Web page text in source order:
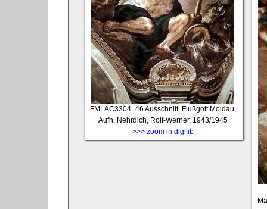
FMLAC3304_46 Ausschnitt, Flußgott Moldau,
Aufn. Nehrdich, Rolf-Werner, 1943/1945
>>> zoom in digilib